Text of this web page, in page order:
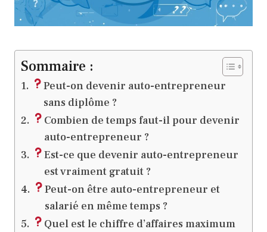
Sommaire :
Peut-on devenir auto-entrepreneur
sans diplôme ?
Combien de temps faut-il pour devenir
auto-entrepreneur ?
Est-ce que devenir auto-entrepreneur
est vraiment gratuit ?
Peut-on être auto-entrepreneur et
salarié en même temps ?
Quel est le chiffre d’affaires maximum